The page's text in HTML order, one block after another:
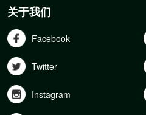
关于我们
Facebook
Twitter
Instagram